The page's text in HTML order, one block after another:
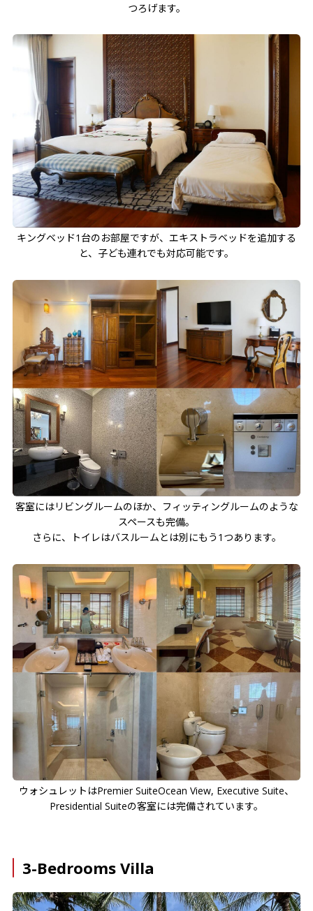
つろげます。
キングベッド1台のお部屋ですが、エキストラベッドを追加する
と、子ども連れでも対応可能です。
客室にはリビングルームのほか、フィッティングルームのような
スペースも完備。
さらに、トイレはバスルームとは別にもう1つあります。
ウォシュレットはPremier SuiteOcean View, Executive Suite、
Presidential Suiteの客室には完備されています。
3-Bedrooms Villa